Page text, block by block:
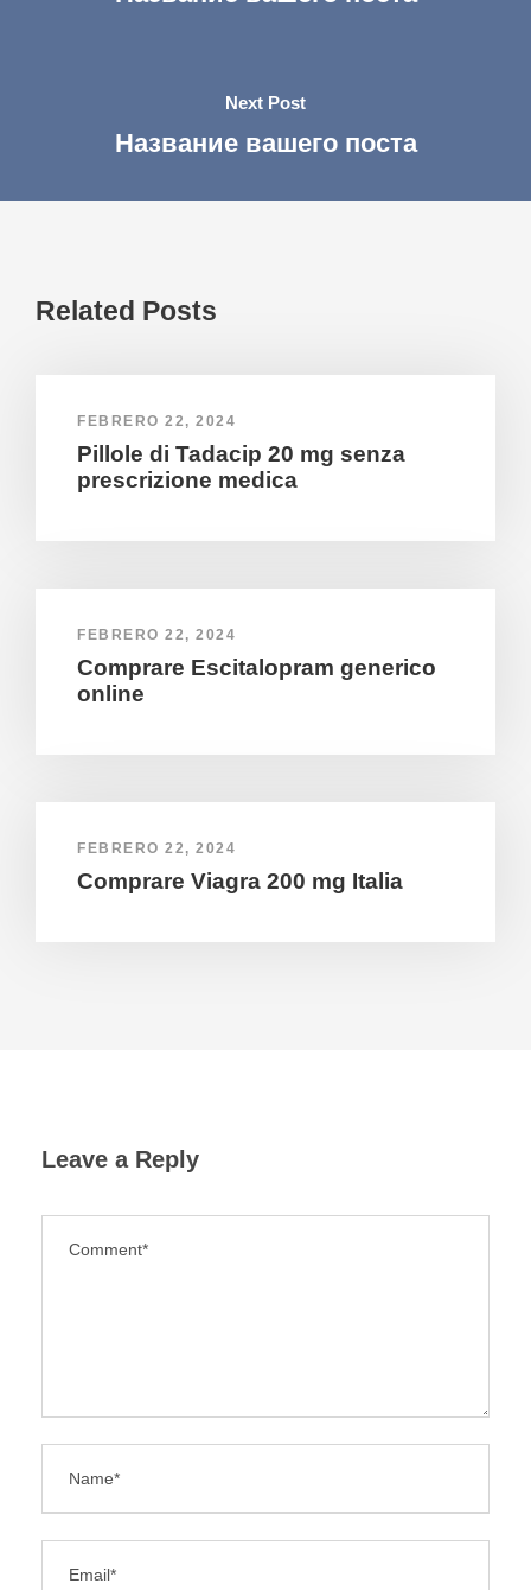
Next Post
Название вашего поста
Related Posts
FEBRERO 22, 2024
Pillole di Tadacip 20 mg senza
prescrizione medica
FEBRERO 22, 2024
Comprare Escitalopram generico
online
FEBRERO 22, 2024
Comprare Viagra 200 mg Italia
Leave a Reply